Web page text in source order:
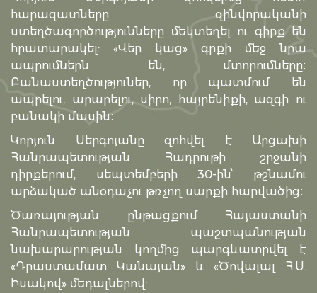
հարազատները զինվորականի
ստեղծագործությունները մեկտեղել ու գիրք են
հրատարակել: «Վեր կաց» գրքի մեջ նրա
ապրումներն են, մտորումները։
Բանաստեղծություներ, որ պատմում են
ապրելու, արարելու, սիրո, հայրենիքի, ազգի ու
բանակի մասին։
Կորյուն Սերգոյանը զոհվել է Արցախի
Հանրապետության Հադրութի շրջանի
դիրքերում, սեպտեմբերի 30-ին՝ թշնամու
արձակած անօդաչու թռչող սարքի հարվածից։
Ծառայության ընթացքում Հայաստանի
Հանրապետության պաշտպանության
նախարարության կողմից պարգևատրվել է
«Դրաստամատ Կանայան» և «Ծովալալ Հ.Ս.
Իսակով» մեդալներով: